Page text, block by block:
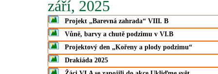
září, 2025
Projekt „Barevná zahrada“ VIII. B
Vůně, barvy a chutě podzimu v VI.B
Projektový den „Kořeny a plody podzimu“
Drakiáda 2025